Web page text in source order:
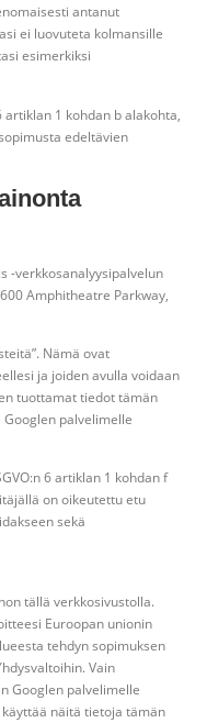
antanut
ei luovuteta kolmansille
esimerkiksi
1 kohdan b alakohta,
edeltävien
-verkkosanalyysipalvelun
Amphitheatre Parkway,
Nämä ovat
ja joiden avulla voidaan
tuottamat tiedot tämän
palvelimelle
6 artiklan 1 kohdan f
on oikeutettu etu
sekä
tällä verkkosivustolla.
Euroopan unionin
tehdyn sopimuksen
Vain
Googlen palvelimelle
näitä tietoja tämän